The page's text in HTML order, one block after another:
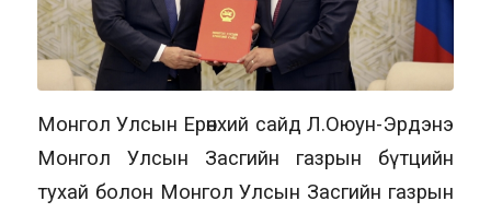
Монгол Улсын Ерөнхий сайд Л.Оюун-Эрдэнэ
Монгол Улсын Засгийн газрын бүтцийн
тухай болон Монгол Улсын Засгийн газрын